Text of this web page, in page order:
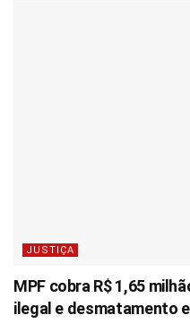
JUSTIÇA
MPF cobra R$ 1,65
ilegal e desmatamento